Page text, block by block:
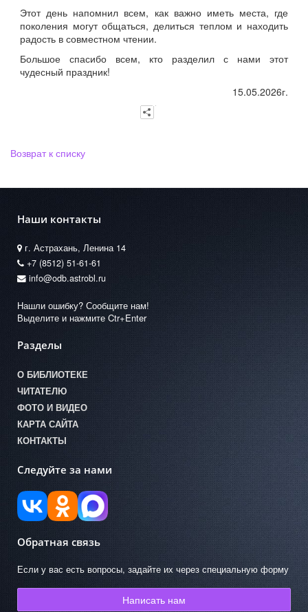
Этот день напомнил всем, как важно иметь места, где
поколения могут общаться, делиться теплом и находить
радость в совместном чтении.
Большое спасибо всем, кто разделил с нами этот
чудесный праздник!
15.05.2026г.
Возврат к списку
Наши контакты
г. Астрахань, Ленина 14
+7 (8512) 51-61-61
info@odb.astrobl.ru
Нашли ошибку? Сообщите нам!
Выделите и нажмите Ctr+Enter
Разделы
О БИБЛИОТЕКЕ
ЧИТАТЕЛЮ
ФОТО И ВИДЕО
КАРТА САЙТА
КОНТАКТЫ
Следуйте за нами
Обратная связь
Если у вас есть вопросы, задайте их через специальную форму
Написать нам